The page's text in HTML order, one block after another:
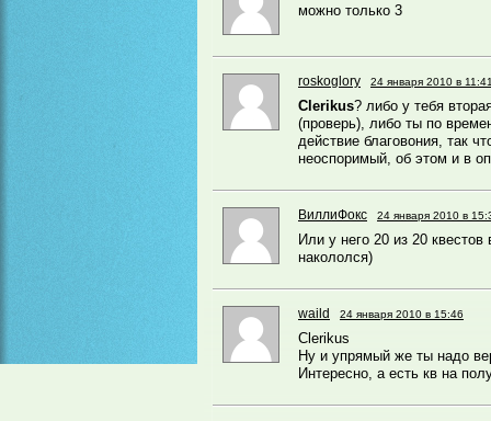
можно только 3
roskoglory 24 января 2010 в
Clerikus? либо у тебя
(проверь), либо ты по
действие благовония, так
неоспоримый, об этом и в
ВиллиФокс 24 января 2010 в
Или у него 20 из 20
накололся)
waild 24 января 2010 в 15:46
Clerikus
Ну и упрямый же ты надо
Интересно, а есть кв на